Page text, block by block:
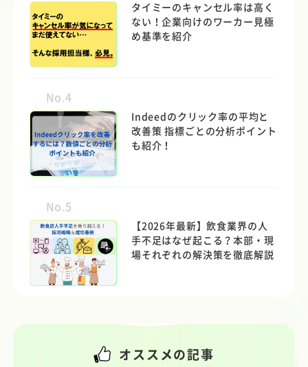
タイミーのキャンセル率は高く
ない！企業向けのワーカー見極
め基準を紹介
No.4
Indeedのクリック率の平均と
改善策 指標ごとの分析ポイント
も紹介！
No.5
【2026年最新】飲食業界の人
手不足はなぜ起こる？本部・現
場それぞれの解決策を徹底解説
オススメの記事